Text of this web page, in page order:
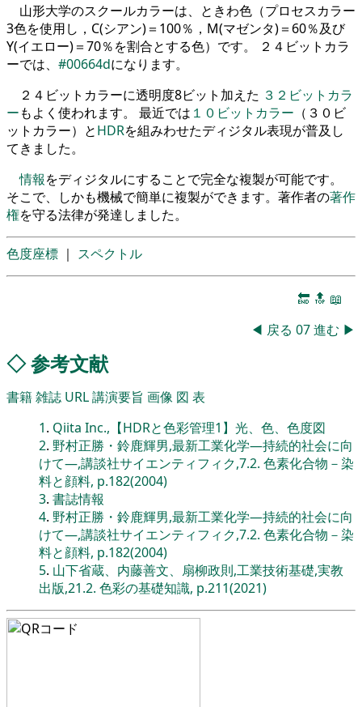
山形大学のスクールカラーは、ときわ色（プロセスカラー
3色を使用し，C(シアン)＝100％，M(マゼンタ)＝60％及び
Y(イエロー)＝70％を割合とする色）です。 ２４ビットカラ
ーでは、 #00664dになります。
２４ビットカラーに透明度8ビット加えた ３２ビットカラ
ーもよく使われます。 最近では １０ビットカラー （３０ビ
ットカラー）とHDRを組みわせたディジタル表現が普及し
てきました。
情報をディジタルにすることで完全な複製が可能です。
そこで、しかも機械で簡単に複製ができます。著作者の著作
権を守る法律が発達しました。
色度座標 ｜ スペクトル
🔚 🔝 📖
◀ 戻る 07進む ▶
◇参考文献
書籍雑誌 URL講演要旨 画像 図 表
1. Qiita Inc.,【HDRと色彩管理1】光、色、色度図
2. 野村正勝・鈴鹿輝男,最新工業化学―持続的社会に向
けて―,講談社サイエンティフィク,7.2. 色素化合物－染
料と顔料, p.182(2004)
3. 書誌情報
4. 野村正勝・鈴鹿輝男,最新工業化学―持続的社会に向
けて―,講談社サイエンティフィク,7.2. 色素化合物－染
料と顔料, p.182(2004)
5. 山下省蔵、内藤善文、扇柳政則,工業技術基礎,実教
出版,21.2. 色彩の基礎知識, p.211(2021)